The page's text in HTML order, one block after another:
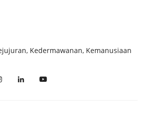
Kedermawanan, Kemanusiaan